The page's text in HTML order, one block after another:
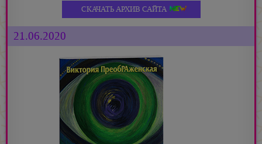
СКАЧАТЬ АРХИВ САЙТА
21.06.2020